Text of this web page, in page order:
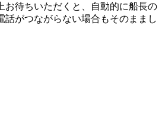
お待ちいただくと、自動的に船長の
話がつながらない場合もそのままし